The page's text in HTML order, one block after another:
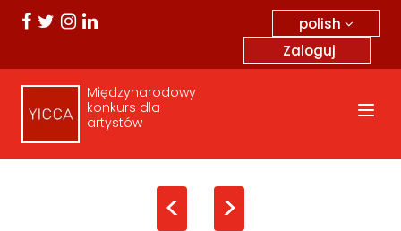
polish
Zaloguj
Międzynarodowy
konkurs dla
artystów
< >